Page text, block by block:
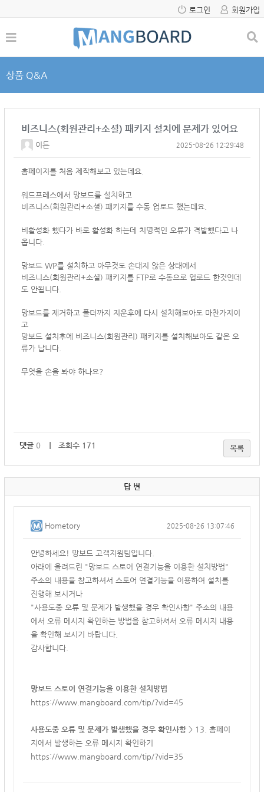
로그인 회원가입
상품 Q&A
비즈니스(회원관리+소셜) 패키지 설치에 문제가 있어요
이든 2025-08-26 12:29:48
홈페이지를 처음 제작해보고 있는데요.
워드프레스에서 망보드를 설치하고
비즈니스(회원관리+소셜) 패키지를 수동 업로드 했는데요.
비활성화 했다가 바로 활성화 하는데 치명적인 오류가 격발했다고 나
옵니다.
망보드 WP를 설치하고 아무것도 손대지 않은 상태에서
비즈니스(회원관리+소셜) 패키지를 FTP로 수동으로 업로드 한것인데
도 안됩니다.
망보드를 제거하고 폴더까지 지운후에 다시 설치해보아도 마찬가지이
고
망보드 설치후에 비즈니스(회원관리) 패키지를 설치해보아도 같은 오
류가 납니다.
무엇을 손을 봐야 하나요?
댓글 0 ｜ 조회수 171 목록
답 변
Hometory 2025-08-26 13:07:46
안녕하세요! 망보드 고객지원팀입니다.
아래에 올려드린 "망보드 스토어 연결기능을 이용한 설치방법"
주소의 내용을 참고하셔서 스토어 연결기능을 이용하여 설치를
진행해 보시거나
"사용도중 오류 및 문제가 발생했을 경우 확인사항" 주소의 내용
에서 오류 메시지 확인하는 방법을 참고하셔서 오류 메시지 내용
을 확인해 보시기 바랍니다.
감사합니다.
망보드 스토어 연결기능을 이용한 설치방법
https://www.mangboard.com/tip/?vid=45
사용도중 오류 및 문제가 발생했을 경우 확인사항 > 13. 홈페이
지에서 발생하는 오류 메시지 확인하기
https://www.mangboard.com/tip/?vid=35